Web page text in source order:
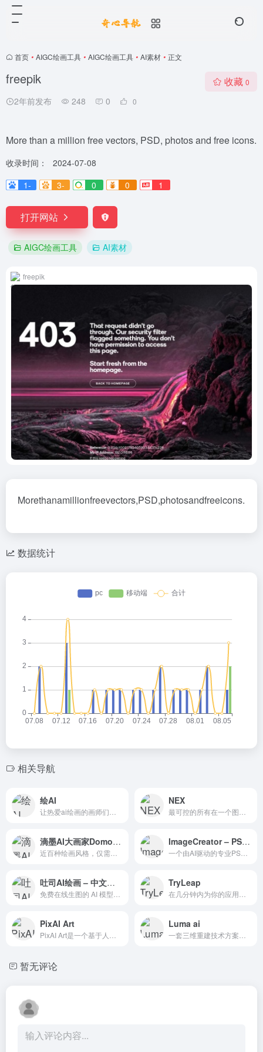
首页 • AIGC绘画工具 • AIGC绘画工具 • AI素材 • 正文
freepik
2年前发布 248 0 0
收藏 0
More than a million free vectors, PSD, photos and free icons.
收录时间：
2024-07-08
1-
3- 0 0 1
打开网站
AIGC绘画工具 AI素材
freepik
Morethanamillionfreevectors,PSD,photosandfreeicons.
数据统计
相关导航
绘AI NEX
滴墨AI大画家Domo社区 ImageCreator – PS插件
吐司AI绘画 – 中文版Civitai TryLeap
PixAI Art Luma ai
暂无评论